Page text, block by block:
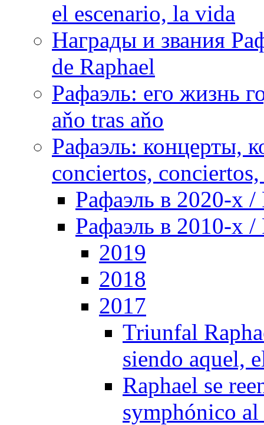
el escenario, la vida
Награды и звания
de Raphael
Рафаэль: его жизнь
aňo tras aňo
Рафаэль: концерты,
conciertos,
Рафаэль в 2020-х /
Рафаэль в 2010-х /
2019
2018
2017
Triunfal
siendo aquel,
Raphael se
symphónico